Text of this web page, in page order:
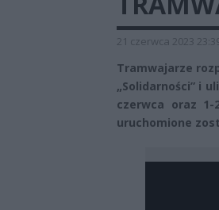
21 czerwca 2023
Tramwajarze
„Solidarności” i
czerwca oraz
uruchomione